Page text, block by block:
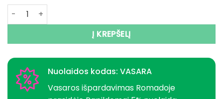
produkto kiekis: Vobleris RAPALA Super Shadow Rap
Į KREPŠELĮ
Nuolaidos kodas: VASARA
Vasaros išpardavimas Romadoje